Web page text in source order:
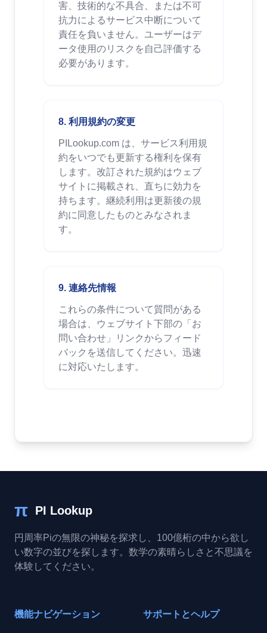
害、技術的な不具合、または不可
抗力によるサービス中断について
責任を負いません。ユーザーはデ
ータ使用のリスクを自己評価する
必要があります。
8. 利用規約の変更
PILookup.com は、サービス利用規
約をいつでも更新する権利を保有
します。改訂された規約はウェブ
サイトに掲載され、直ちに効力を
持ちます。継続利用は更新後の規
約に同意したものとみなされま
す。
9. 連絡先情報
これらの条件について質問がある
場合は、ウェブサイト下部の「お
問い合わせ」リンクからフィード
バックを送信してください。迅速
に対応いたします。
π PI Lookup
円周率Piの無限の神秘を探求し、100億桁の中から欲し
い数字の並びを探します。数学の素晴らしさと不思議を
体験してください。
機能ナビゲーション サポートとヘルプ